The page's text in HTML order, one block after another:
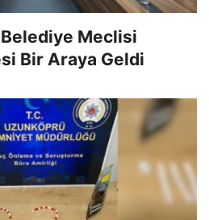
Meclisi
Bir Araya Geldi